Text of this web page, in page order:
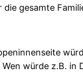
die gesamte
würde z.B.